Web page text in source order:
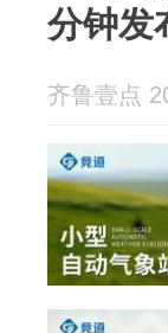
分钟发
齐鲁壹点